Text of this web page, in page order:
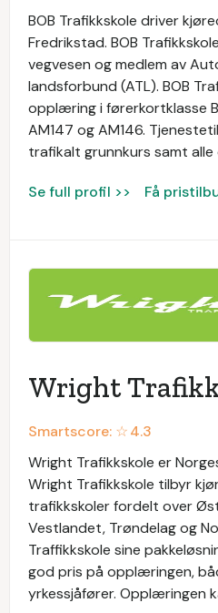
BOB Trafikkskole driver
Fredrikstad. BOB
vegvesen og medlem av
landsforbund (ATL). BOB
opplæring i førerkortklasse B,
AM147 og AM146.
trafikalt grunnkurs samt alle
Se full profil >> Få
Wright
Smartscore: ☆4.3
Wright Trafikkskole er
Wright Trafikkskole tilbyr
trafikkskoler fordelt over
Vestlandet, Trøndelag og
Traffikkskole sine
god pris på opplæringen,
yrkessjåfører. Opplæringen